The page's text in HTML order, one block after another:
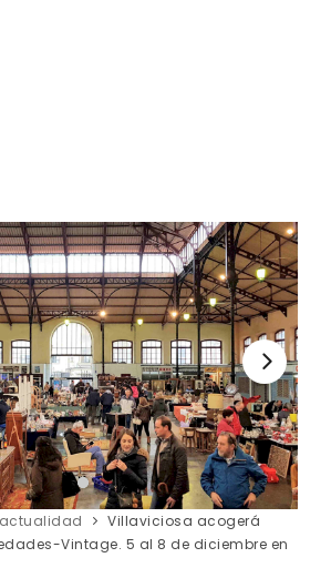
Villaviciosa acogerá
Vintage. 5 al 8 de diciembre en